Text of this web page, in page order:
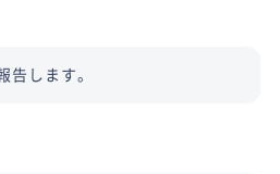
告します。